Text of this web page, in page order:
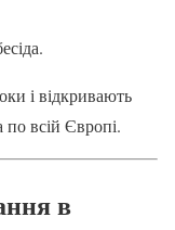
і відкривають
всій Європі.
в